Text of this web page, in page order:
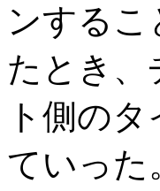
ンする
たとき、
ト側の
ていった